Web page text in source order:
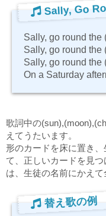
Sally, Go
Sally, go round the
Sally, go round the
Sally, go round the
On a Saturday
歌詞中の
えてうたいます。
形のカードを床に置き
て、正しいカードを見
は、生徒の名前にかえて
替え歌の例